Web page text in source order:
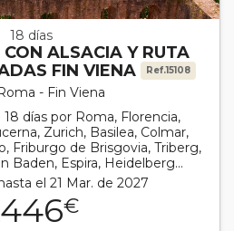
18 días
ALSACIA Y RUTA
FIN VIENA
Ref.15108
- Fin Viena
días por Roma, Florencia,
Zurich, Basilea, Colmar,
Friburgo de Brisgovia, Triberg,
Baden, Espira, Heidelberg...
el 21 Mar. de 2027
€